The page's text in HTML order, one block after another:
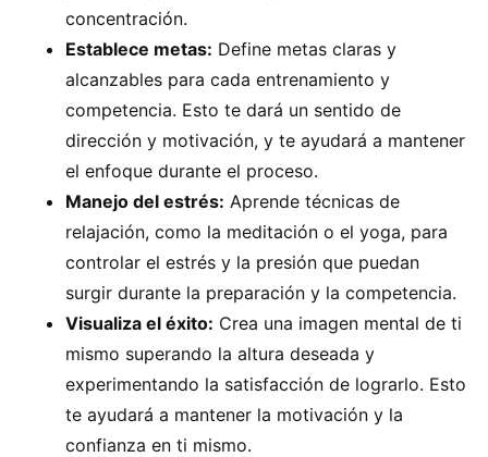
concentración.
Establece metas: Define metas claras y
alcanzables para cada entrenamiento y
competencia. Esto te dará un sentido de
dirección y motivación, y te ayudará a mantener
el enfoque durante el proceso.
Manejo del estrés: Aprende técnicas de
relajación, como la meditación o el yoga, para
controlar el estrés y la presión que puedan
surgir durante la preparación y la competencia.
Visualiza el éxito: Crea una imagen mental de ti
mismo superando la altura deseada y
experimentando la satisfacción de lograrlo. Esto
te ayudará a mantener la motivación y la
confianza en ti mismo.